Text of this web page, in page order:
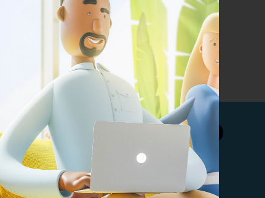
ماتريال
على